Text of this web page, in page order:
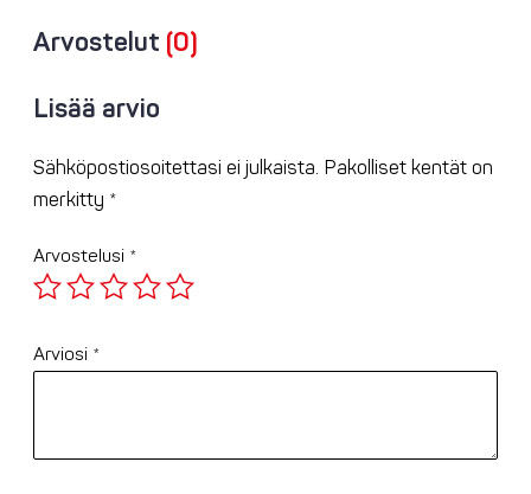
Arvostelut (0)
Lisää arvio
Sähköpostiosoitettasi ei julkaista. Pakolliset kentät on
merkitty *
Arvostelusi *
Arviosi *